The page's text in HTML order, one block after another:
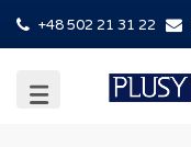
+48 502 21 31 22